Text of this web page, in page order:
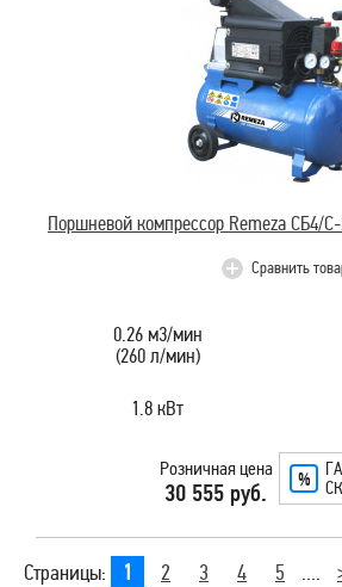
Поршневой компрессор Remeza CБ4/
Сравнить
0.26 м3/мин
(260 л/мин)
1.8 кВт
Розничная цена
30 555 руб.
Страницы: 1 2 3 4 5 ....